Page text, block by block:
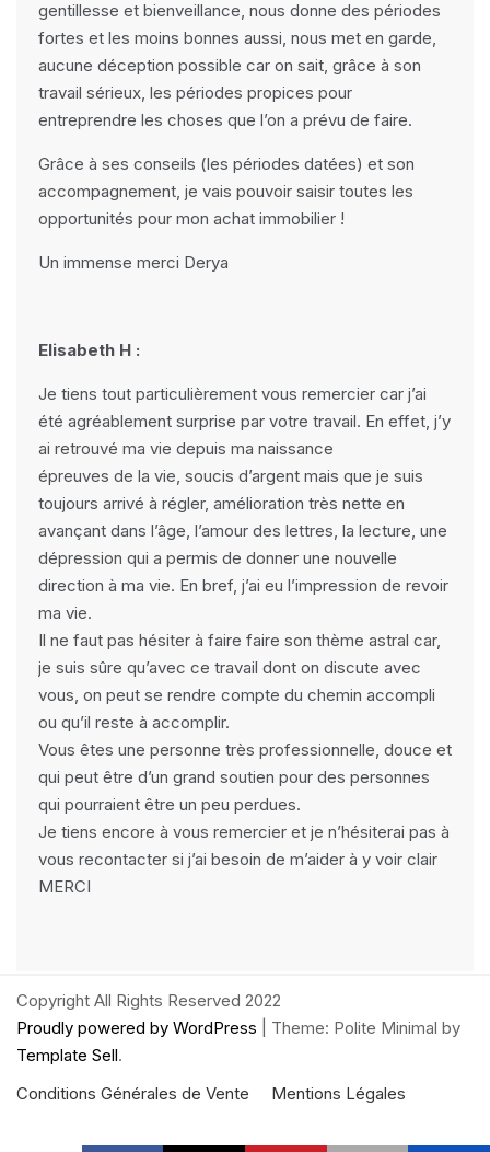
gentillesse et bienveillance, nous donne des périodes
fortes et les moins bonnes aussi, nous met en garde,
aucune déception possible car on sait, grâce à son
travail sérieux, les périodes propices pour
entreprendre les choses que l’on a prévu de faire.
Grâce à ses conseils (les périodes datées) et son
accompagnement, je vais pouvoir saisir toutes les
opportunités pour mon achat immobilier !
Un immense merci Derya
Elisabeth H :
Je tiens tout particulièrement vous remercier car j’ai
été agréablement surprise par votre travail. En effet, j’y
ai retrouvé ma vie depuis ma naissance
épreuves de la vie, soucis d’argent mais que je suis
toujours arrivé à régler, amélioration très nette en
avançant dans l’âge, l’amour des lettres, la lecture, une
dépression qui a permis de donner une nouvelle
direction à ma vie. En bref, j’ai eu l’impression de revoir
ma vie.
Il ne faut pas hésiter à faire faire son thème astral car,
je suis sûre qu’avec ce travail dont on discute avec
vous, on peut se rendre compte du chemin accompli
ou qu’il reste à accomplir.
Vous êtes une personne très professionnelle, douce et
qui peut être d’un grand soutien pour des personnes
qui pourraient être un peu perdues.
Je tiens encore à vous remercier et je n’hésiterai pas à
vous recontacter si j’ai besoin de m’aider à y voir clair
MERCI
Copyright All Rights Reserved 2022
Proudly powered by WordPress
Theme: Polite Minimal by
Template Sell.
Conditions Générales de Vente
Mentions Légales